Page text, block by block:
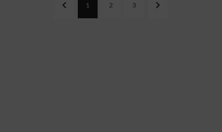
1 2 3